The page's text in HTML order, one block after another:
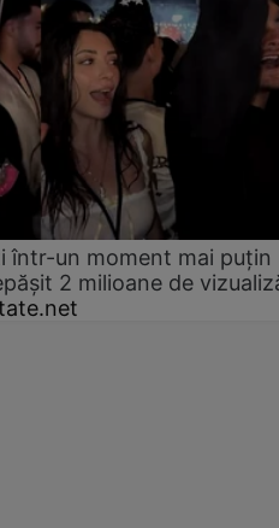
într-un moment mai puțin
2 milioane de